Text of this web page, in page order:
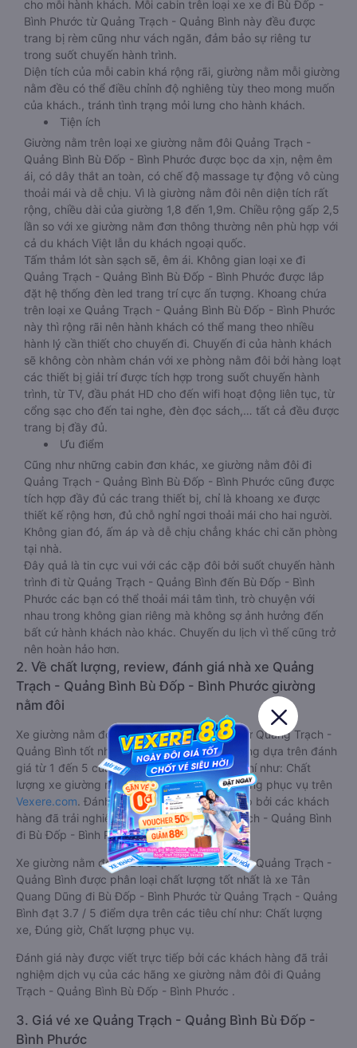
cho mỗi hành khách. Mỗi cabin trên loại xe xe đi Bù Đốp -
Bình Phước từ Quảng Trạch - Quảng Bình này đều được
trang bị rèm cũng như vách ngăn, đảm bảo sự riêng tư
trong suốt chuyến hành trình.
Diện tích của mỗi cabin khá rộng rãi, giường nằm mỗi giường
nằm đều có thể điều chỉnh độ nghiêng tùy theo mong muốn
của khách., tránh tình trạng mỏi lưng cho hành khách.
Tiện ích
Giường nằm trên loại xe giường nằm đôi Quảng Trạch -
Quảng Bình Bù Đốp - Bình Phước được bọc da xịn, nệm êm
ái, có dây thắt an toàn, có chế độ massage tự động vô cùng
thoải mái và dễ chịu. Vì là giường nằm đôi nên diện tích rất
rộng, chiều dài của giường 1,8 đến 1,9m. Chiều rộng gấp 2,5
lần so với xe giường nằm đơn thông thường nên phù hợp với
cả du khách Việt lẫn du khách ngoại quốc.
Tấm thảm lót sàn sạch sẽ, êm ái. Không gian loại xe đi
Quảng Trạch - Quảng Bình Bù Đốp - Bình Phước được lắp
đặt hệ thống đèn led trang trí cực ấn tượng. Khoang chứa
trên loại xe Quảng Trạch - Quảng Bình Bù Đốp - Bình Phước
này thì rộng rãi nên hành khách có thể mang theo nhiều
hành lý cần thiết cho chuyến đi. Chuyến đi của hành khách
sẽ không còn nhàm chán với xe phòng nằm đôi bởi hàng loạt
các thiết bị giải trí được tích hợp trong suốt chuyến hành
trình, từ TV, đầu phát HD cho đến wifi hoạt động liên tục, từ
cổng sạc cho đến tai nghe, đèn đọc sách,… tất cả đều được
trang bị đầy đủ.
Ưu điểm
Cũng như những cabin đơn khác, xe giường nằm đôi đi
Quảng Trạch - Quảng Bình Bù Đốp - Bình Phước cũng được
tích hợp đầy đủ các trang thiết bị, chỉ là khoang xe được
thiết kế rộng hơn, đủ chỗ nghỉ ngơi thoải mái cho hai người.
Không gian đó, ấm áp và dễ chịu chẳng khác chi căn phòng
tại nhà.
Đây quả là tin cực vui với các cặp đôi bởi suốt chuyến hành
trình đi từ Quảng Trạch - Quảng Bình đến Bù Đốp - Bình
Phước các bạn có thể thoải mái tâm tình, trò chuyện với
nhau trong không gian riêng mà không sợ ảnh hưởng đến
bất cứ hành khách nào khác. Chuyến du lịch vì thế cũng trở
nên hoàn hảo hơn.
2. Về chất lượng, review, đánh giá nhà xe Quảng
Trạch - Quảng Bình Bù Đốp - Bình Phước giường
nằm đôi
Xe giường nằm đôi đi Bù Đốp - Bình Phước từ Quảng Trạch -
Quảng Bình tốt nhất được phân loại chất lượng dựa trên đánh
giá từ 1 đến 5 của khách hàng với các tiêu chí như: Chất
lượng xe giường nằm đôi, Đúng giờ, Chất lượng phục vụ trên
Vexere.com. Đánh giá này được viết trực tiếp bởi các khách
hàng đã trải nghiệm các hãng Xe Quảng Trạch - Quảng Bình
đi Bù Đốp - Bình Phước.
Xe giường nằm đôi đi Bù Đốp - Bình Phước từ Quảng Trạch -
Quảng Bình được phân loại chất lượng tốt nhất là xe Tân
Quang Dũng đi Bù Đốp - Bình Phước từ Quảng Trạch - Quảng
Bình đạt 3.7 / 5 điểm dựa trên các tiêu chí như: Chất lượng
xe, Đúng giờ, Chất lượng phục vụ.
Đánh giá này được viết trực tiếp bởi các khách hàng đã trải
nghiệm dịch vụ của các hãng xe giường nằm đôi đi Quảng
Trạch - Quảng Bình Bù Đốp - Bình Phước .
3. Giá vé xe Quảng Trạch - Quảng Bình Bù Đốp -
Bình Phước